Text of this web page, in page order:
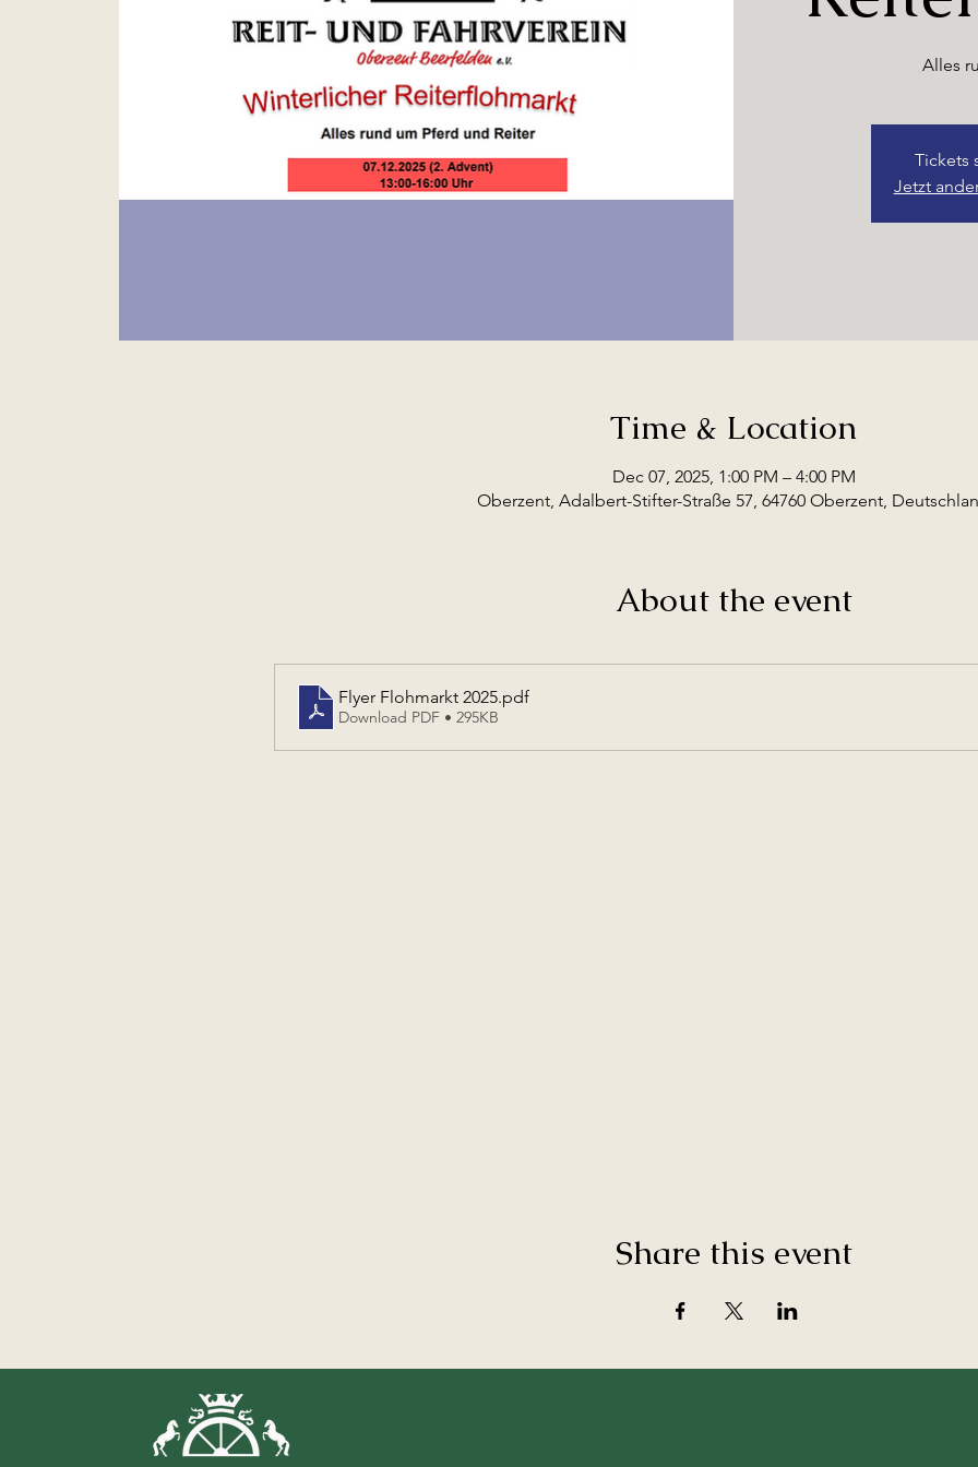
Alles
Tickets
Jetzt
Time & Location
Dec 07, 2025, 1:00 PM – 4:00 PM
Oberzent, Adalbert-Stifter-Straße 57, 64760 Oberzent,
About the event
Flyer Flohmarkt 2025.pdf
Download PDF • 295KB
Share this event